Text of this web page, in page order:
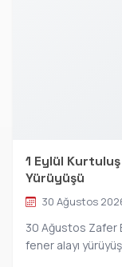
1 Eylül Kurtuluş
Yürüyüşü
30 Ağustos
30 Ağustos Zafer
fener alayı